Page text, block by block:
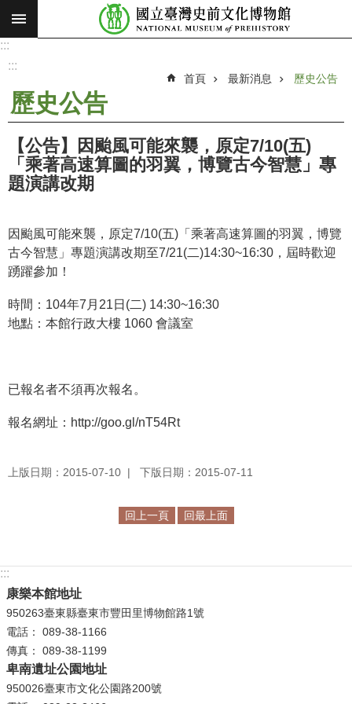
跳到主要內容區塊
搜
願
景
使
消
息
觀
展
學
習
探
認
服
務
性
別
平
:::
:::
首頁 最新消息 歷史公告
歷史公告
【公告】因颱風可能來襲，原定7/10(五)
「乘著高速算圖的羽翼，博覽古今智慧」專
題演講改期
因颱風可能來襲，原定7/10(五)「乘著高速算圖的羽翼，博覽
古今智慧」專題演講改期至7/21(二)14:30~16:30 ，屆時歡迎
踴躍參加！
時間：104年7月21日(二) 14:30~16:30
地點：本館行政大樓 1060 會議室
已報名者不須再次報名。
報名網址：http://goo.gl/nT54Rt
上版日期：2015-07-10 下版日期：2015-07-11
回上一頁 回最上面
:::
康樂本館地址
950263臺東縣臺東市豐田里博物館路1號
電話： 089-38-1166
傳真： 089-38-1199
卑南遺址公園地址
950026臺東市文化公園路200號